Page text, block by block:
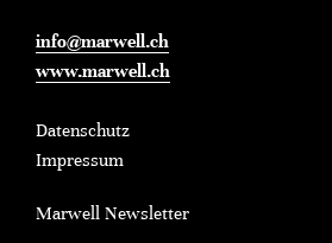
info@marwell.ch
www.marwell.ch
Datenschutz
Impressum
Marwell Newsletter